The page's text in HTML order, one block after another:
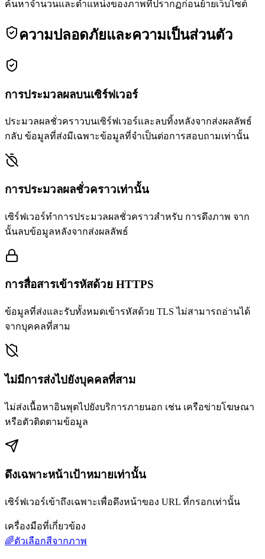
ค้นหาจำนวนและตำแหน่งของภาพที่ปรากฏก่อนย้ายเว็บไซต์
ความปลอดภัยและความเป็นส่วนตัว
การประมวลผลบนเซิร์ฟเวอร์
ประมวลผลชั่วคราวบนเซิร์ฟเวอร์และลบทิ้งหลังจากส่งผลลัพธ์
กลับ ข้อมูลที่ส่งมีเฉพาะข้อมูลที่จำเป็นต่อการสอบถามเท่านั้น
การประมวลผลชั่วคราวเท่านั้น
เซิร์ฟเวอร์ทำการประมวลผลชั่วคราวสำหรับ การดึงภาพ จาก
นั้นลบข้อมูลหลังจากส่งผลลัพธ์
การสื่อสารเข้ารหัสด้วย HTTPS
ข้อมูลที่ส่งและรับทั้งหมดเข้ารหัสด้วย TLS ไม่สามารถอ่านได้
จากบุคคลที่สาม
ไม่มีการส่งไปยังบุคคลที่สาม
ไม่ส่งเนื้อหาอินพุตไปยังบริการภายนอก เช่น เครือข่ายโฆษณา
หรือตัวติดตามข้อมูล
ดึงเฉพาะหน้าเป้าหมายเท่านั้น
เซิร์ฟเวอร์เข้าถึงเฉพาะเพื่อดึงหน้าของ URL ที่กรอกเท่านั้น
เครื่องมือที่เกี่ยวข้อง
🌈ตัวเลือกสีจากภาพ